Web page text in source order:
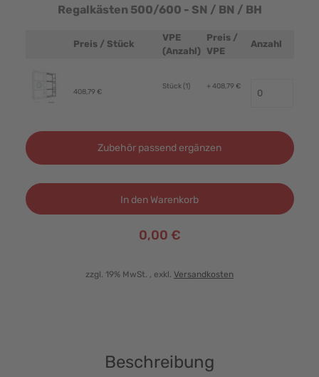
Regalkästen 500/600 - SN / BN / BH
Produktbild
Preis / Stück
VPE
(Anzahl)
Preis /
VPE
Anzahl
408,79 €
Stück (1) + 408,79 €
Zubehör passend ergänzen
In den Warenkorb
0,00 €
zzgl. 19% MwSt. , exkl. Versandkosten
Beschreibung